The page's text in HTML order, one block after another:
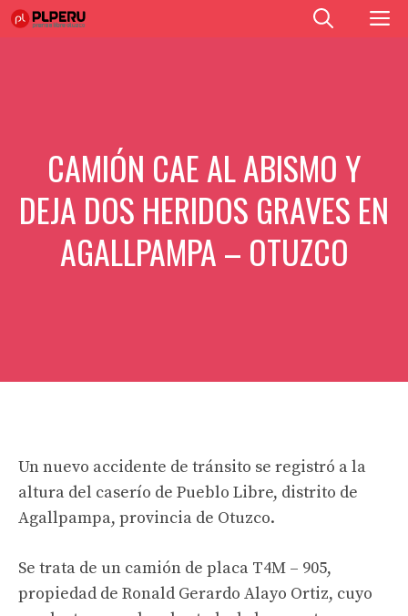
Saltar
CAMIÓN CAE AL ABISMO Y
DEJA DOS HERIDOS GRAVES EN
AGALLPAMPA – OTUZCO
Un nuevo accidente de tránsito se registró a la
altura del caserío de Pueblo Libre, distrito de
Agallpampa, provincia de Otuzco.
Se trata de un camión de placa T4M – 905,
propiedad de Ronald Gerardo Alayo Ortiz, cuyo